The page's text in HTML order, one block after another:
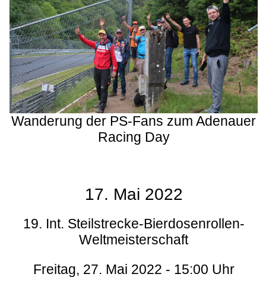
Wanderung der PS-Fans zum Adenauer
Racing Day
17. Mai 2022
19. Int. Steilstrecke-Bierdosenrollen-
Weltmeisterschaft
Freitag, 27. Mai 2022 - 15:00 Uhr